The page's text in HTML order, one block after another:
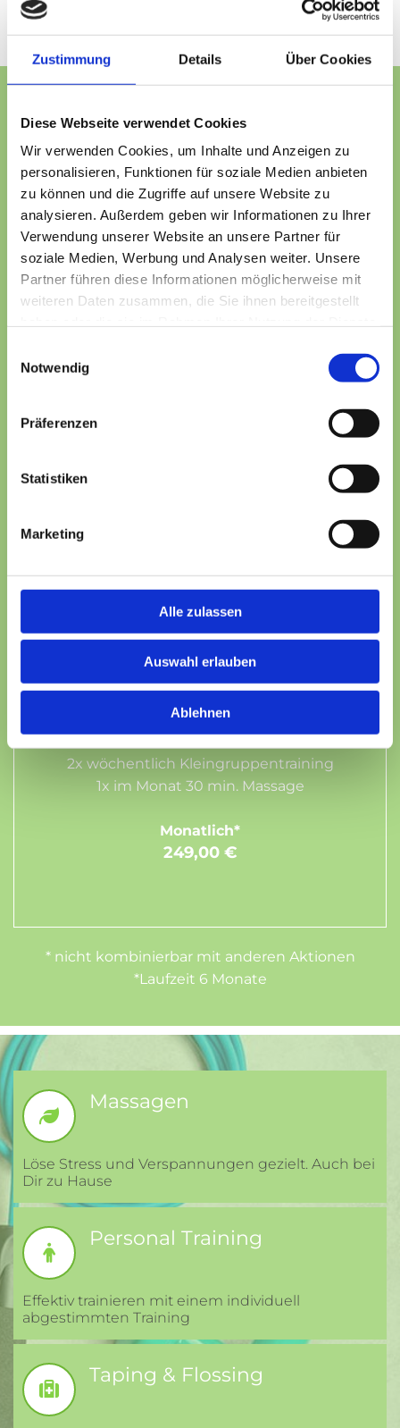
Zustimmung Details Über Cookies
Diese Webseite verwendet Cookies
Wir verwenden Cookies, um Inhalte und Anzeigen zu
personalisieren, Funktionen für soziale Medien anbieten
zu können und die Zugriffe auf unsere Website zu
analysieren. Außerdem geben wir Informationen zu Ihrer
Verwendung unserer Website an unsere Partner für
soziale Medien, Werbung und Analysen weiter. Unsere
Partner führen diese Informationen möglicherweise mit
weiteren Daten zusammen, die Sie ihnen bereitgestellt
Notwendig
Präferenzen
Statistiken
Marketing
Alle zulassen
Auswahl erlauben
Ablehnen
Mitgliedschaft für deine Gesundheit
Kursmitgliedschaft
Monatlich*
119,00 €
1x wöchentlich Kleingruppentraining
alle Kurse
1x 30 min. Massage im Monat
Monatlich*
249,00 €
2x wöchentlich Kleingruppentraining
1x im Monat 30 min. Massage
Monatlich*
249,00 €
* nicht kombinierbar mit anderen Aktionen
*Laufzeit 6 Monate
Massagen
Löse Stress und Verspannungen gezielt. Auch bei
Dir zu Hause
Personal Training
Effektiv trainieren mit einem individuell
abgestimmten Training
Taping & Flossing